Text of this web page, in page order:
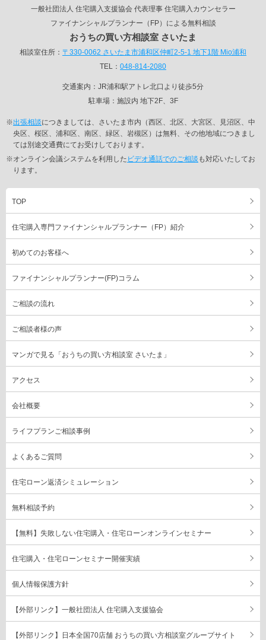
家を購入するにあたり、物件選び・ローン・保険・今後のライ
ンプランなど様々なことに相談にのっていただき、安心して購
入することができました。ありがとうございました。
竹之下柳一朗 様
め、自分にとってベストな住宅をが見つかり、安心して購入を
決めることができました。また、担当者の人柄も良く、気軽に
何でも相談できたため、スムーズに住宅購入を進めることがで
きました。
★★★★★髙橋慶司 様
お金の面で不安だったのですが、アドバイスを受けて無理なく
マイホームを購入することができました。ありがとうございま
す。
また、大変な時期にマスクまで送っていただきとても助かりま
した。
★★★★★T Udagawa 様
めていたマイホームを手入れる事ができました。ありがとうご
もっと見る
一般社団法人 住宅購入支援協会 代表理事 住宅購入カウンセラー
ファイナンシャルプランナー（FP）による無料相談
おうちの買い方相談室 さいたま
相談室住所： 〒330-0062 さいたま市浦和区仲町2-5-1 地下1階 Mio浦和
TEL： 048-814-2080
交通案内：JR浦和駅アトレ北口より徒歩5分
駐車場：施設内 地下2F、3F
※出張相談につきましては、さいたま市内（西区、北区、大宮区、見沼区、中
央区、桜区、浦和区、南区、緑区、岩槻区）は無料、その他地域につきまし
ては別途交通費にてお受けしております。
※オンライン会議システムを利用した ビデオ通話でのご相談 も対応いたしてお
ります。
TOP
住宅購入専門ファイナンシャルプランナー（FP）紹介
初めてのお客様へ
ファイナンシャルプランナー(FP)コラム
ご相談の流れ
ご相談者様の声
マンガで見る「おうちの買い方相談室 さいたま」
アクセス
会社概要
ライフプランご相談事例
よくあるご質問
住宅ローン返済シミュレーション
無料相談予約
【無料】失敗しない住宅購入・住宅ローンオンラインセミナー
住宅購入・住宅ローンセミナー開催実績
個人情報保護方針
【外部リンク】一般社団法人 住宅購入支援協会
【外部リンク】日本全国70店舗 おうちの買い方相談室グループサイト